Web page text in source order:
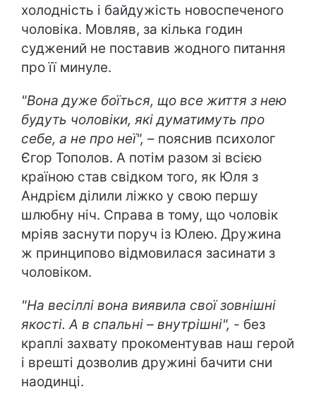
холодність і байдужість новоспеченого
чоловіка. Мовляв, за кілька годин
суджений не поставив жодного питання
про її минуле.
"Вона дуже боїться, що все життя з нею
будуть чоловіки, які думатимуть про
себе, а не про неї", – пояснив психолог
Єгор Тополов. А потім разом зі всією
країною став свідком того, як Юля з
Андрієм ділили ліжко у свою першу
шлюбну ніч. Справа в тому, що чоловік
мріяв заснути поруч із Юлею. Дружина
ж принципово відмовилася засинати з
чоловіком.
"На весіллі вона виявила свої зовнішні
якості. А в спальні – внутрішні", - без
краплі захвату прокоментував наш герой
і врешті дозволив дружині бачити сни
наодинці.